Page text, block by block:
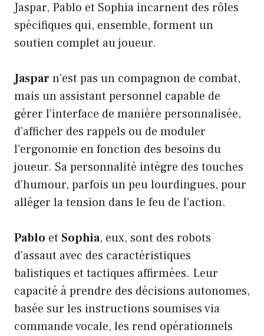
Jaspar, Pablo et Sophia incarnent des rôles
spécifiques qui, ensemble, forment un
soutien complet au joueur.
Jaspar n’est pas un compagnon de combat,
mais un assistant personnel capable de
gérer l’interface de manière personnalisée,
d’afficher des rappels ou de moduler
l’ergonomie en fonction des besoins du
joueur. Sa personnalité intègre des touches
d’humour, parfois un peu lourdingues, pour
alléger la tension dans le feu de l’action.
Pablo et Sophia, eux, sont des robots
d’assaut avec des caractéristiques
balistiques et tactiques affirmées. Leur
capacité à prendre des décisions autonomes,
basée sur les instructions soumises via
commande vocale, les rend opérationnels